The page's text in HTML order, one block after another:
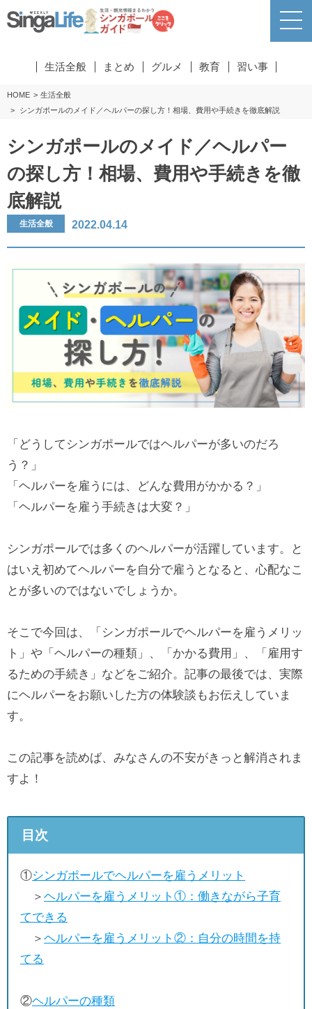
生活全般 まとめ グルメ 教育 習い事
HOME
生活全般
シンガポールのメイド／ヘルパーの探し方！相場、費用や手続きを徹底解説
シンガポールのメイド／ヘルパー
の探し方！相場、費用や手続きを徹
底解説
生活全般 2022.04.14
「どうしてシンガポールではヘルパーが多いのだろ
う？」
「ヘルパーを雇うには、どんな費用がかかる？」
「ヘルパーを雇う手続きは大変？」
シンガポールでは多くのヘルパーが活躍しています。と
はいえ初めてヘルパーを自分で雇うとなると、心配なこ
とが多いのではないでしょうか。
そこで今回は、「シンガポールでヘルパーを雇うメリッ
ト」や「ヘルパーの種類」、「かかる費用」、「雇用す
るための手続き」などをご紹介。記事の最後では、実際
にヘルパーをお願いした方の体験談もお伝えしていま
す。
この記事を読めば、みなさんの不安がきっと解消されま
すよ！
目次
①シンガポールでヘルパーを雇うメリット
＞ ヘルパーを雇うメリット①：働きながら子育
てできる
＞ ヘルパーを雇うメリット②：自分の時間を持
てる
②ヘルパーの種類